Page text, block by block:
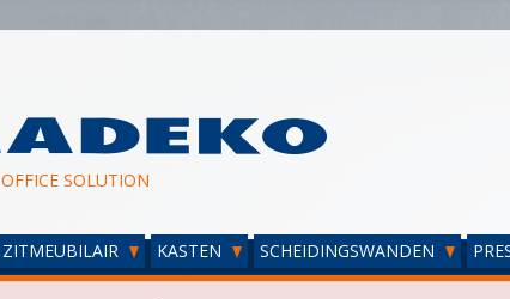
OFFICE SOLUTION
ZITMEUBILAIR KASTEN SCHEIDINGSWANDEN